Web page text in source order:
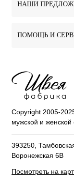
НАШИ
ПОМОЩЬ И
Copyright 2005-
мужской и
393250,
Воронежская 6В
Посмотреть на